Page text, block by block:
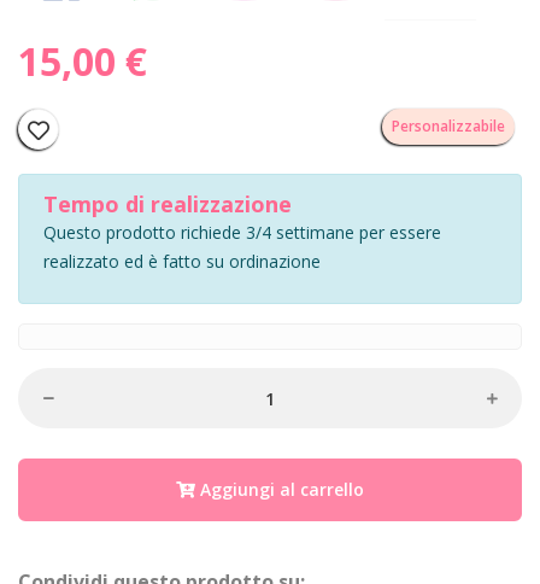
15,00 €
Personalizzabile
Tempo di realizzazione
Questo prodotto richiede 3/4 settimane per essere
realizzato ed è fatto su ordinazione
Aggiungi al carrello